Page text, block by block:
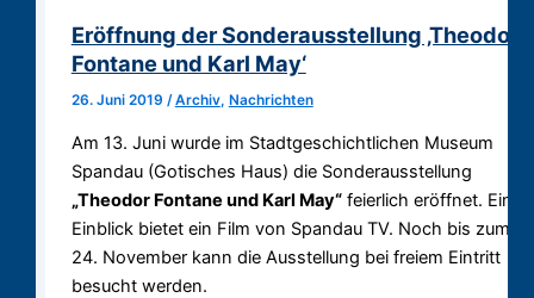
Eröffnung der Sonderausstellung ‚Theodor
Fontane und Karl May‘
26. Juni 2019 /Archiv, Nachrichten
Am 13. Juni wurde im Stadtgeschichtlichen Museum
Spandau (Gotisches Haus) die Sonderausstellung
„Theodor Fontane und Karl May“feierlich eröffnet. Einen
Einblick bietet ein Film von Spandau TV. Noch bis zum
24. November kann die Ausstellung bei freiem Eintritt
besucht werden.